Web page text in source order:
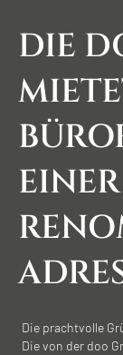
DIE
Die prachtvolle
Die von der doo